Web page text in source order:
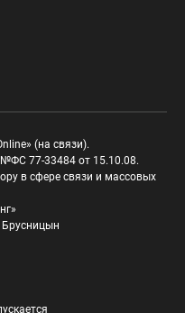
(на связи).
77-33484 от 15.10.08.
в сфере связи и массовых